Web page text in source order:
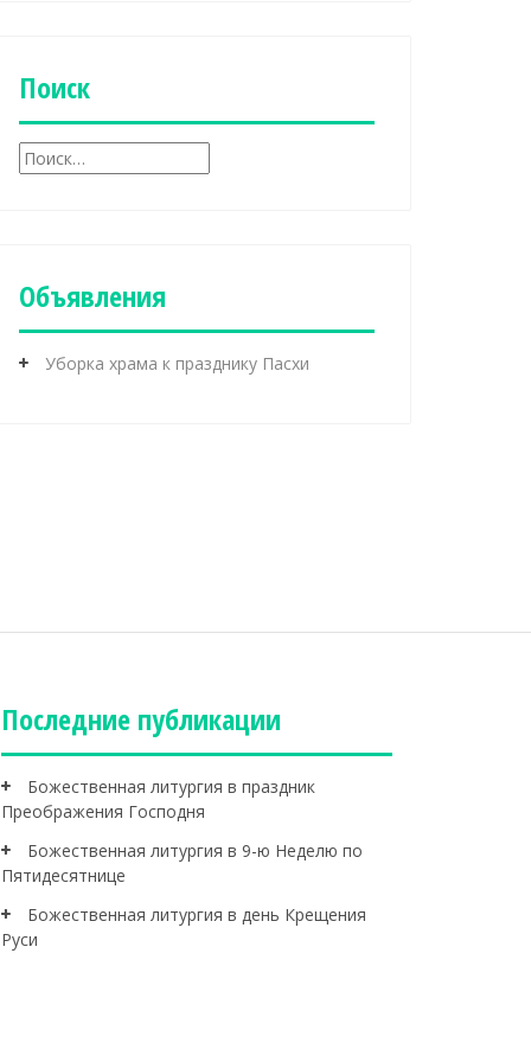
к
иПоиск
Н
а
Объявления
Уборка храма к празднику Пасхи
Последние публикации
Божественная литургия в праздник
Преображения Господня
Божественная литургия в 9-ю Неделю по
Пятидесятнице
Божественная литургия в день Крещения
Руси